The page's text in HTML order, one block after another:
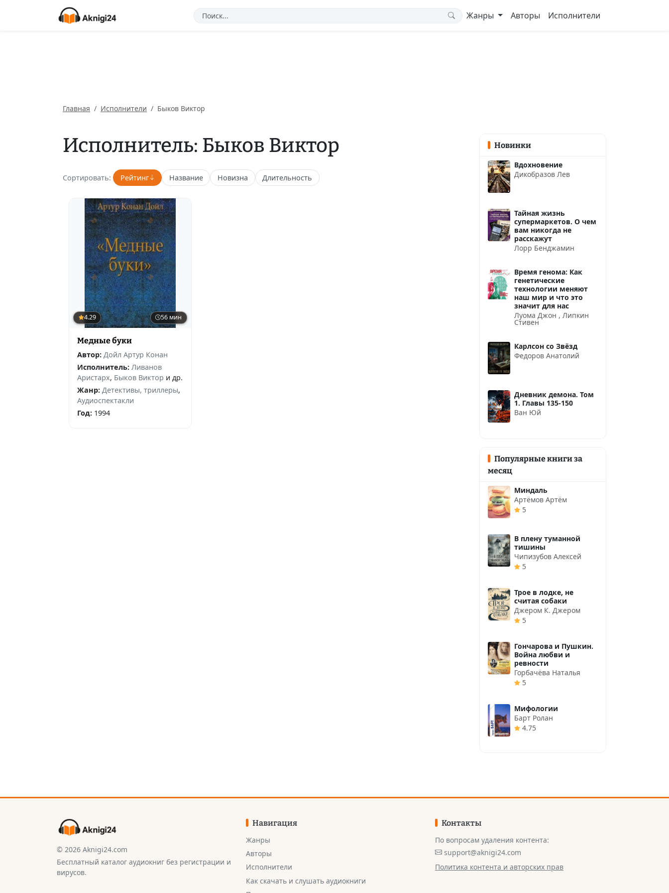
Жанры Авторы Исполнители
Главная Исполнители Быков Виктор
Исполнитель: Быков Виктор
Сортировать: Рейтинг Название Новизна Длительность
4.29 56 мин
Медные буки
Автор: Дойл Артур Конан
Исполнитель: Ливанов
Аристарх, Быков Виктор и др.
Жанр: Детективы, триллеры,
Аудиоспектакли
Год: 1994
Новинки
Вдохновение
Дикобразов Лев
Тайная жизнь
супермаркетов. О чем
вам никогда не
расскажут
Лорр Бенджамин
Время генома: Как
генетические
технологии меняют
наш мир и что это
значит для нас
Луома Джон , Липкин
Стивен
Карлсон со Звёзд
Федоров Анатолий
Дневник демона. Том
1. Главы 135-150
Ван Юй
Популярные книги за
месяц
Миндаль
Артёмов Артём
5
В плену туманной
тишины
Чипизубов Алексей
5
Трое в лодке, не
считая собаки
Джером К. Джером
5
Гончарова и Пушкин.
Война любви и
ревности
Горбачёва Наталья
5
Мифологии
Барт Ролан
4.75
© 2026 Aknigi24.com
Бесплатный каталог аудиокниг без регистрации и
вирусов.
Навигация
Жанры
Авторы
Исполнители
Как скачать и слушать аудиокниги
Контакты
По вопросам удаления контента:
support@aknigi24.com
Политика контента и авторских прав